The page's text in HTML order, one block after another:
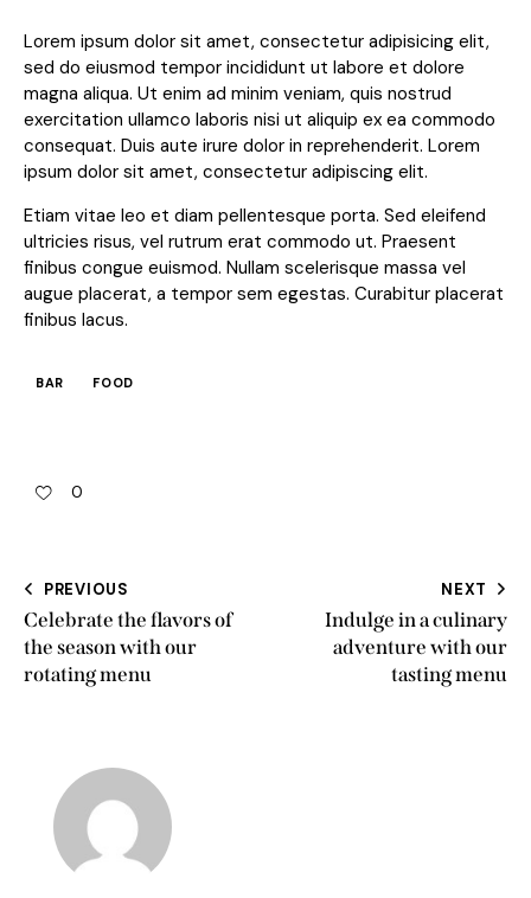
Lorem ipsum dolor sit amet, consectetur adipisicing elit,
sed do eiusmod tempor incididunt ut labore et dolore
magna aliqua. Ut enim ad minim veniam, quis nostrud
exercitation ullamco laboris nisi ut aliquip ex ea commodo
consequat. Duis aute irure dolor in reprehenderit. Lorem
ipsum dolor sit amet, consectetur adipiscing elit.
Etiam vitae leo et diam pellentesque porta. Sed eleifend
ultricies risus, vel rutrum erat commodo ut. Praesent
finibus congue euismod. Nullam scelerisque massa vel
augue placerat, a tempor sem egestas. Curabitur placerat
finibus lacus.
BAR FOOD
0
PREVIOUS
Celebrate the flavors of
the season with our
rotating menu
NEXT
Indulge in a culinary
adventure with our
tasting menu